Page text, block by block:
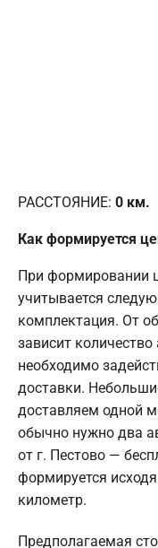
РАССТОЯНИЕ: 0 км.
Как формируется
При формировании
учитывается
комплектация. От
зависит
необходимо
доставки.
доставляем одной
обычно нужно два
от г. Пестово —
формируется
километр.
Предполагаемая